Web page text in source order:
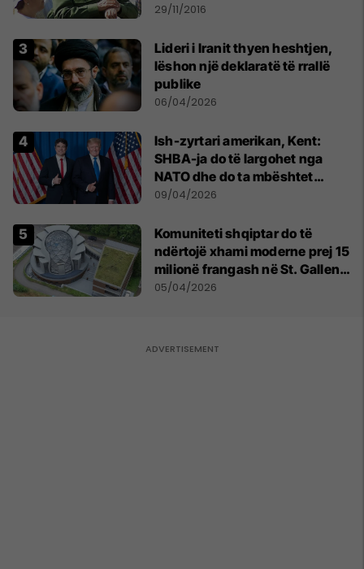
29/11/2016
Lideri i Iranit thyen heshtjen,
lëshon një deklaratë të rrallë
publike
06/04/2026
Ish-zyrtari amerikan, Kent:
SHBA-ja do të largohet nga
NATO dhe do ta mbështet
Izraelin në një luftë të
09/04/2026
Komuniteti shqiptar do të
ndërtojë xhami moderne prej 15
milionë frangash në St. Gallen
të Zvicrës
05/04/2026